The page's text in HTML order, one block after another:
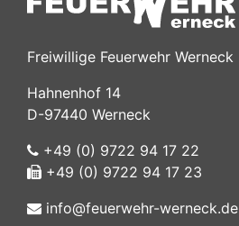
Freiwillige Feuerwehr Werneck
Hahnenhof 14
D-97440 Werneck
+49 (0) 9722 94 17 22
+49 (0) 9722 94 17 23
info@feuerwehr-werneck.de